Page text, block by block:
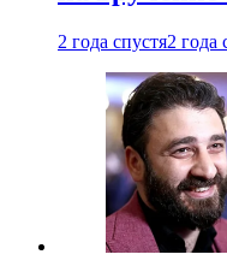
2 года спустя2 года